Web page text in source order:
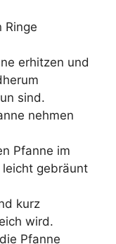
Ringe
erhitzen und
sind.
nehmen
Pfanne im
gebräunt
kurz
wird.
Pfanne